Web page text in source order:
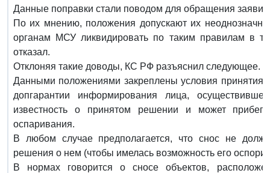
Данные поправки стали поводом для обращения
По их мнению, положения допускают их
органам МСУ ликвидировать по таким правилам в т.
отказал.
Отклоняя такие доводы, КС РФ разъяснил следующее.
Данными положениями закреплены условия принятия
допгарантии информирования лица,
известность о принятом решении и может
оспаривания.
В любом случае предполагается, что снос не
решения о нем (чтобы имелась возможность его
В нормах говорится о сносе объектов,